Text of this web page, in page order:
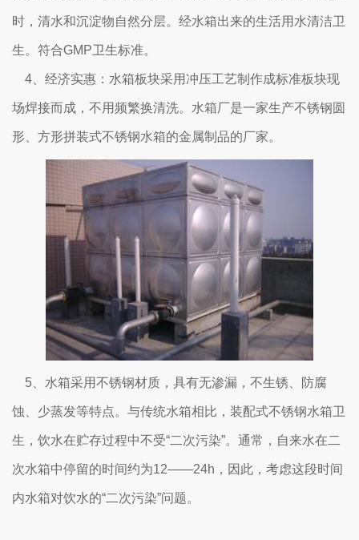
时，清水和沉淀物自然分层。经水箱出来的生活用水清洁卫
生。符合GMP卫生标准。
4、经济实惠：水箱板块采用冲压工艺制作成标准板块现
场焊接而成，不用频繁换清洗。水箱厂是一家生产不锈钢圆
形、方形拼装式不锈钢水箱的金属制品的厂家。
5、水箱采用不锈钢材质，具有无渗漏，不生锈、防腐
蚀、少蒸发等特点。与传统水箱相比，装配式不锈钢水箱卫
生，饮水在贮存过程中不受“二次污染”。通常，自来水在二
次水箱中停留的时间约为12——24h，因此，考虑这段时间
内水箱对饮水的“二次污染”问题。